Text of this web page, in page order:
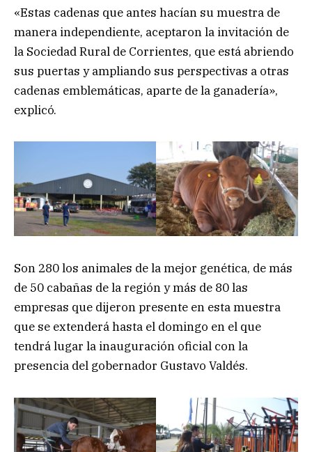
«Estas cadenas que antes hacían su muestra de
manera independiente, aceptaron la invitación de
la Sociedad Rural de Corrientes, que está abriendo
sus puertas y ampliando sus perspectivas a otras
cadenas emblemáticas, aparte de la ganadería»,
explicó.
Son 280 los animales de la mejor genética, de más
de 50 cabañas de la región y más de 80 las
empresas que dijeron presente en esta muestra
que se extenderá hasta el domingo en el que
tendrá lugar la inauguración oficial con la
presencia del gobernador Gustavo Valdés.